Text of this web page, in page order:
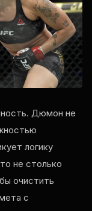
Дюмон не
логику
не столько
очистить
с